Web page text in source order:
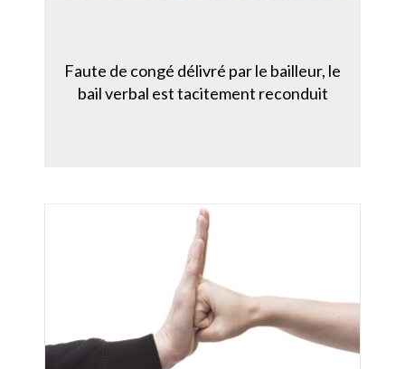
Faute de congé délivré par le bailleur, le
bail verbal est tacitement reconduit